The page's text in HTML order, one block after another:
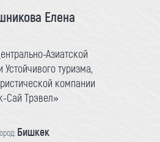
Елена
Азиатской
Устойчивого туризма,
компании
Сай Трэвел»
Бишкек